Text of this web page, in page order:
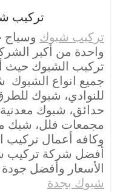
تركيب
تركيب شبوك وسياج
واحدة من أكبر
تركيب الشبوك حيث
جميع انواع
للنوادي، شبوك
حدائق، شبوك
مجمعات فلل، شبك
وكافه أعمال تركيب
أفضل شركة تركيب
الأسعار وأفضل
شبوك بجدة